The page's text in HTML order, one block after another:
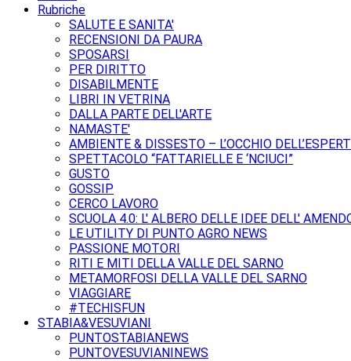
Rubriche
SALUTE E SANITA'
RECENSIONI DA PAURA
SPOSARSI
PER DIRITTO
DISABILMENTE
LIBRI IN VETRINA
DALLA PARTE DELL'ARTE
NAMASTE'
AMBIENTE & DISSESTO – L’OCCHIO
SPETTACOLO “FATTARIELLE E ‘NCIUCI”
GUSTO
GOSSIP
CERCO LAVORO
SCUOLA 4.0: L' ALBERO DELLE IDEE DELL'
LE UTILITY DI PUNTO AGRO NEWS
PASSIONE MOTORI
RITI E MITI DELLA VALLE DEL SARNO
METAMORFOSI DELLA VALLE DEL SARNO
VIAGGIARE
#TECHISFUN
STABIA&VESUVIANI
PUNTOSTABIANEWS
PUNTOVESUVIANINEWS